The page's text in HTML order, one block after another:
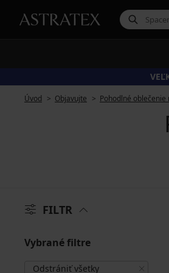
Úvod Objavujte Pohodlné oblečenie
FILTR
Vybrané filtre
Odstrániť všetky